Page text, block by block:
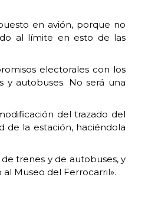
en avión, porque no
al límite en esto de las
electorales con los
y autobuses. No será una
del trazado del
la estación, haciéndola
trenes y de autobuses, y
Museo del Ferrocarril».